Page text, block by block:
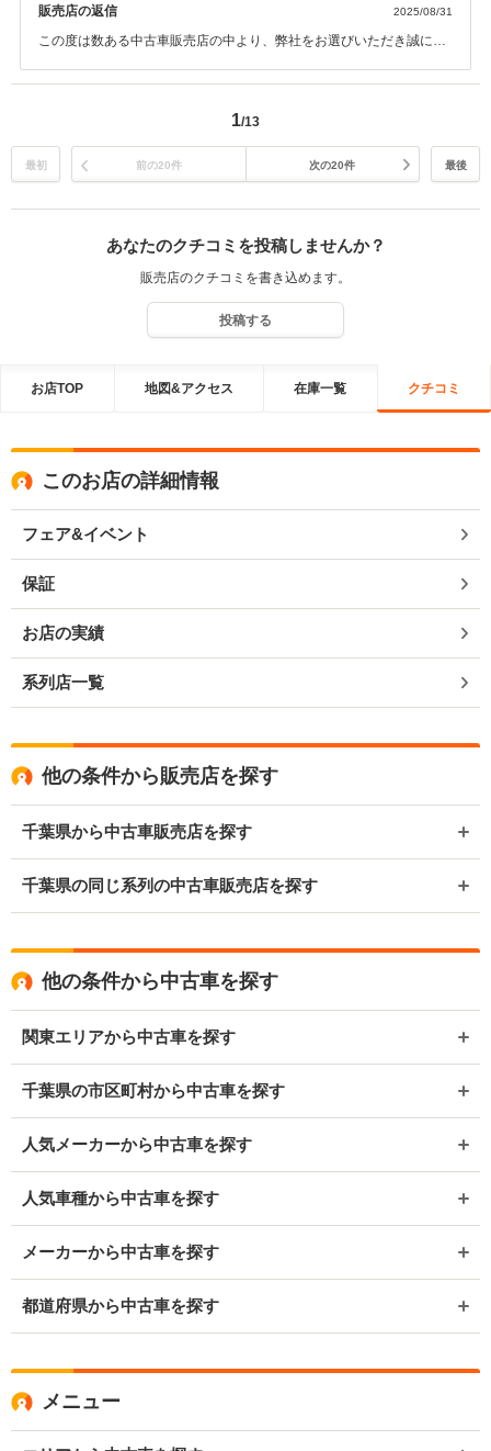
て全て説明する。 その後、再度点検のため入庫するが、カスタマーセンター
と感じる点があります 購入時、「カーナビは最新の状態にしておきます」
「車内は清掃して綺麗にするから、ココの汚れは取れます」など言われた
が、そんなことはされずに渡される。 受け取りの日に確認しなかったこっち
と完全に油断していた。 追加保証をつけたが、このような対応をされるなら
絶対にいらない。 保険内容はイメージと違った部分があり、自分で内容を修
正した。もう関わりたくないが、最少期間中は解約もできないし、登録店舗
販売店の返信 2025/08/31
この度は数ある中古車販売店の中より、弊社をお選びいただき誠にあ
す。
1/13
最初 前の20件 次の20件 最後
あなたのクチコミを投稿しませんか？
販売店のクチコミを書き込めます。
投稿する
お店TOP 地図&アクセス 在庫一覧 クチコミ
このお店の詳細情報
フェア&イベント
保証
お店の実績
系列店一覧
他の条件から販売店を探す
千葉県から中古車販売店を探す
千葉県の同じ系列の中古車販売店を探す
他の条件から中古車を探す
関東エリアから中古車を探す
千葉県の市区町村から中古車を探す
人気メーカーから中古車を探す
人気車種から中古車を探す
メーカーから中古車を探す
都道府県から中古車を探す
メニュー